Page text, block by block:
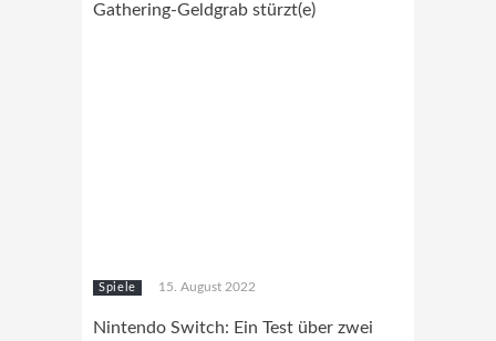
Gathering-Geldgrab stürzt(e)
Spiele 15. August 2022
Nintendo Switch: Ein Test über zwei